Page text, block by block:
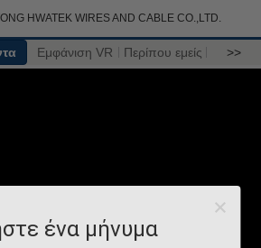
HWATEK WIRES AND CABLE CO.,LTD.
Εμφάνιση VR Περίπου εμείς >>
ένα μήνυμα